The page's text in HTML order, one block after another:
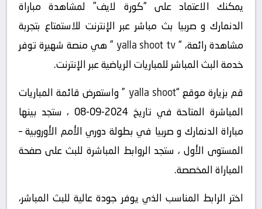
يمكنك الاعتماد على “كورة لايف” لمشاهدة مباراة
الدنمارك و صربيا بث مباشر عبر الإنترنت للاستمتاع بتجربة
مشاهدة رائعة، “yalla shoot tv ” هي منصة شهيرة توفر
خدمة البث المباشر للمباريات الرياضية عبر الإنترنت.
قم بزيارة موقع “yalla shoot ” واستعرض قائمة المباريات
المباشرة المتاحة في تاريخ 2024-09-08 ، ستجد بينها
مباراة الدنمارك و صربيا في بطولة دوري الأمم الأوروبية –
المستوى الأول ، ستجد الروابط المباشرة للبث على صفحة
المباراة المخصصة.
اختر الرابط المناسب الذي يوفر جودة عالية للبث المباشر،